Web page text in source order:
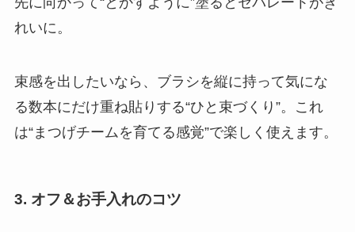
れいに。
束感を出したいなら、ブラシを縦に持って気にな
る数本にだけ重ね貼りする“ひと束づくり”。これ
は“まつげチームを育てる感覚”で楽しく使えます。
3. オフ＆お手入れのコツ